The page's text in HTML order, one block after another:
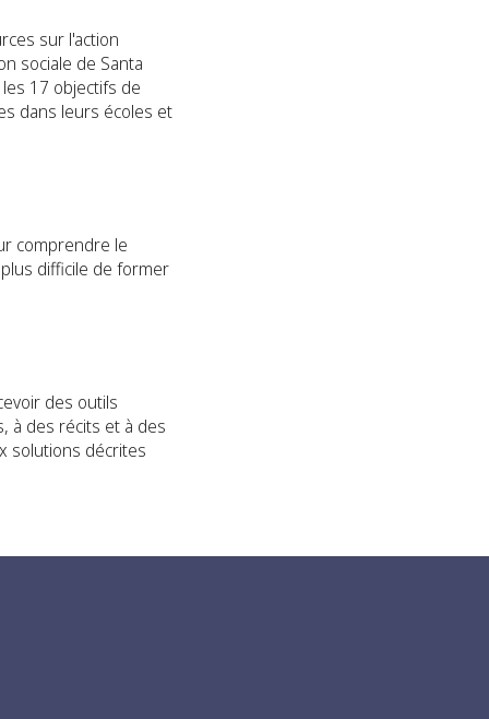
sur l'action
sociale de Santa
17 objectifs de
dans leurs écoles et
comprendre le
difficile de former
des outils
à des récits et à des
solutions décrites